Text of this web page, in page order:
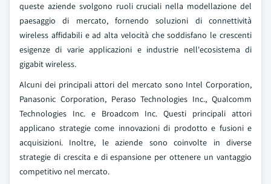
queste aziende svolgono ruoli cruciali nella modellazione del
paesaggio di mercato, fornendo soluzioni di connettività
wireless affidabili e ad alta velocità che soddisfano le crescenti
esigenze di varie applicazioni e industrie nell'ecosistema di
gigabit wireless.
Alcuni dei principali attori del mercato sono Intel Corporation,
Panasonic Corporation, Peraso Technologies Inc., Qualcomm
Technologies Inc. e Broadcom Inc. Questi principali attori
applicano strategie come innovazioni di prodotto e fusioni e
acquisizioni. Inoltre, le aziende sono coinvolte in diverse
strategie di crescita e di espansione per ottenere un vantaggio
competitivo nel mercato.